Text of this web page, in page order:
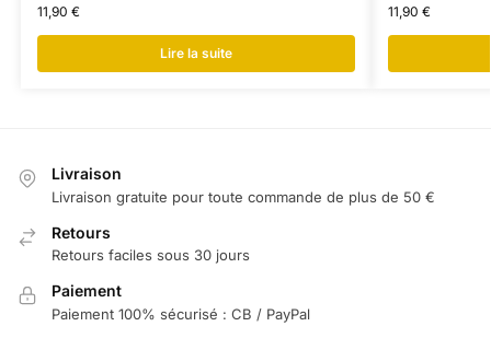
11,90 €
Lire la suite
11,90 €
Livraison
Livraison gratuite pour toute commande de plus de 50 €
Retours
Retours faciles sous 30 jours
Paiement
Paiement 100% sécurisé : CB / PayPal